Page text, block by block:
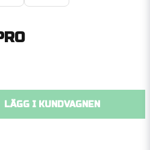
LÄGG I KUNDVAGNEN